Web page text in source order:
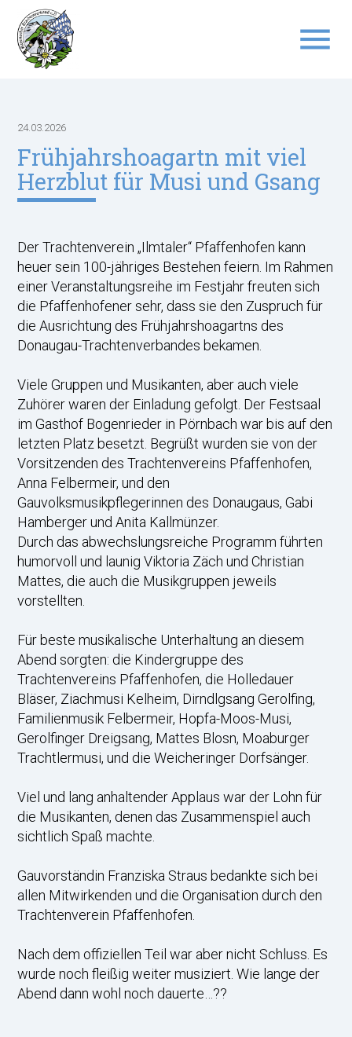
menu
24.03.2026
Frühjahrshoagartn mit viel
Herzblut für Musi und Gsang
Der Trachtenverein „Ilmtaler“ Pfaffenhofen kann
heuer sein 100-jähriges Bestehen feiern. Im Rahmen
einer Veranstaltungsreihe im Festjahr freuten sich
die Pfaffenhofener sehr, dass sie den Zuspruch für
die Ausrichtung des Frühjahrshoagartns des
Donaugau-Trachtenverbandes bekamen.
Viele Gruppen und Musikanten, aber auch viele
Zuhörer waren der Einladung gefolgt. Der Festsaal
im Gasthof Bogenrieder in Pörnbach war bis auf den
letzten Platz besetzt. Begrüßt wurden sie von der
Vorsitzenden des Trachtenvereins Pfaffenhofen,
Anna Felbermeir, und den
Gauvolksmusikpflegerinnen des Donaugaus, Gabi
Hamberger und Anita Kallmünzer.
Durch das abwechslungsreiche Programm führten
humorvoll und launig Viktoria Zäch und Christian
Mattes, die auch die Musikgruppen jeweils
vorstellten.
Für beste musikalische Unterhaltung an diesem
Abend sorgten: die Kindergruppe des
Trachtenvereins Pfaffenhofen, die Holledauer
Bläser, Ziachmusi Kelheim, Dirndlgsang Gerolfing,
Familienmusik Felbermeir, Hopfa-Moos-Musi,
Gerolfinger Dreigsang, Mattes Blosn, Moaburger
Trachtlermusi, und die Weicheringer Dorfsänger.
Viel und lang anhaltender Applaus war der Lohn für
die Musikanten, denen das Zusammenspiel auch
sichtlich Spaß machte.
Gauvorständin Franziska Straus bedankte sich bei
allen Mitwirkenden und die Organisation durch den
Trachtenverein Pfaffenhofen.
Nach dem offiziellen Teil war aber nicht Schluss. Es
wurde noch fleißig weiter musiziert. Wie lange der
Abend dann wohl noch dauerte…??